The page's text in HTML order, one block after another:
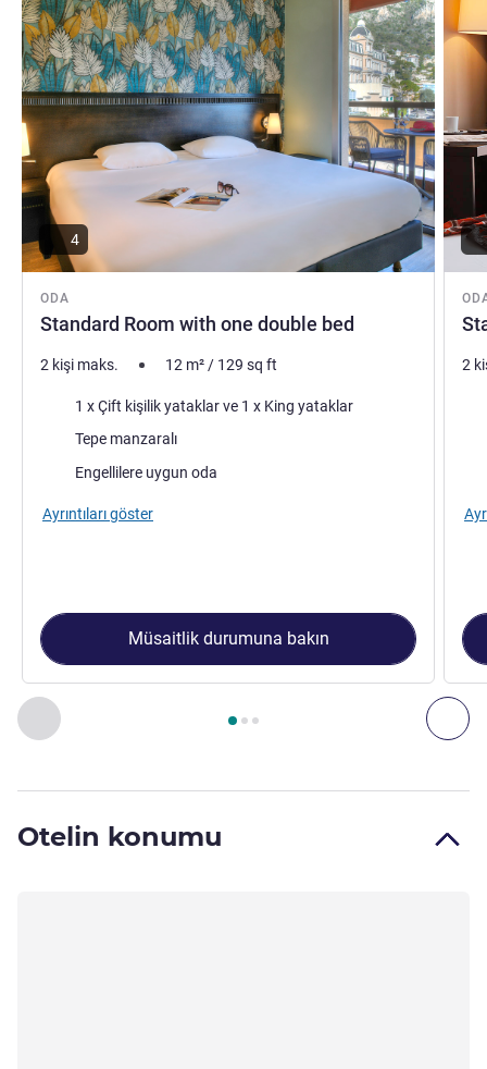
Önceki - Oda
Sayfa , Oda 1 : Standard Room with one double bed ,
ODA
Standard Room with one double bed
4
2 kişi maks. 12 m²/ 129 sq ft
1 x Çift kişilik yataklar ve 1 x King yataklar
Manzara:Tepe manzaralı
Engellilere uygun oda
Ayrıntıları göster
Müsaitlik durumuna bakın
2
Otelin konumu